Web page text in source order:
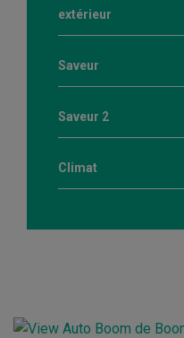
extérieur
Saveur
Saveur 2
Climat